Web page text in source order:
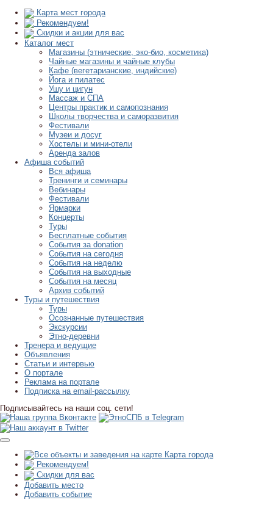
Карта мест города
Рекомендуем!
Скидки и акции для вас
Каталог мест
Магазины (этнические, эко-био, косметика)
Чайные магазины и чайные клубы
Кафе (вегетарианские, индийские)
Йога и пилатес
Ушу и цигун
Массаж и СПА
Центры практик и самопознания
Школы творчества и саморазвития
Фестивали
Музеи и досуг
Хостелы и мини-отели
Аренда залов
Афиша событий
Вся афиша
Тренинги и семинары
Вебинары
Фестивали
Ярмарки
Концерты
Туры
Бесплатные события
События за donation
События на сегодня
События на неделю
События на выходные
События на месяц
Архив событий
Туры и путешествия
Туры
Осознанные путешествия
Экскурсии
Этно-деревни
Тренера и ведущие
Объявления
Статьи и интервью
О портале
Реклама на портале
Подписка на email-рассылку
Подписывайтесь на наши соц. сети!
Карта города
Рекомендуем!
Скидки для вас
Добавить место
Добавить событие